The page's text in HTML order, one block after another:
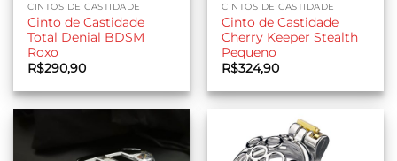
CINTOS DE CASTIDADE
Cinto de Castidade
Total Denial BDSM
Roxo
R$290,90
CINTOS DE CASTIDADE
Cinto de Castidade
Cherry Keeper Stealth
Pequeno
R$324,90